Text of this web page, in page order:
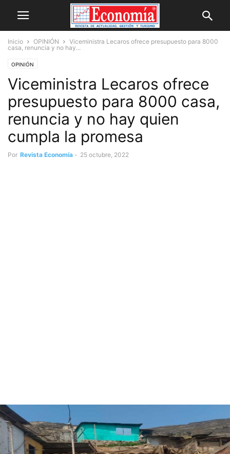
Inicio OPINIÓN
Viceministra Lecaros ofrece presupuesto para 8000
casa, renuncia y no hay...
OPINIÓN
Viceministra Lecaros ofrece
presupuesto para 8000 casa,
renuncia y no hay quien
cumpla la promesa
Por Revista Economía - 25 octubre, 2022